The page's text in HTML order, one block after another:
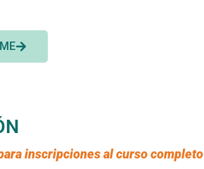
inscripciones al curso completo